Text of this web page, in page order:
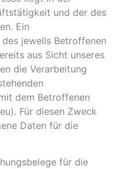
und der des
Ein
jeweils Betroffenen
aus Sicht unseres
die Verarbeitung
dem Betroffenen
Für diesen Zweck
Daten für die
für die